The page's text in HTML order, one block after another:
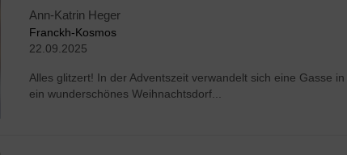
Ann-Katrin Heger
Franckh-Kosmos
22.09.2025
Alles glitzert! In der Adventszeit verwandelt sich eine Gasse in
ein wunderschönes Weihnachtsdorf...